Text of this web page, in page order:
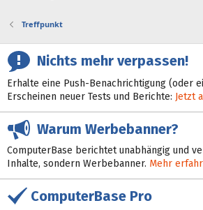
Treffpunkt
Nichts mehr verpassen!
Erhalte eine Push-Benachrichtigung (oder
Erscheinen neuer Tests und Berichte: Jetzt
Warum Werbebanner?
ComputerBase berichtet unabhängig und
Inhalte, sondern Werbebanner. Mehr
ComputerBase Pro